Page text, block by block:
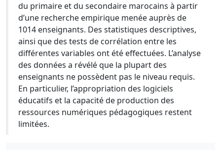
du primaire et du secondaire marocains à partir
d’une recherche empirique menée auprès de
1014 enseignants. Des statistiques descriptives,
ainsi que des tests de corrélation entre les
différentes variables ont été effectuées. L’analyse
des données a révélé que la plupart des
enseignants ne possèdent pas le niveau requis.
En particulier, l’appropriation des logiciels
éducatifs et la capacité de production des
ressources numériques pédagogiques restent
limitées.